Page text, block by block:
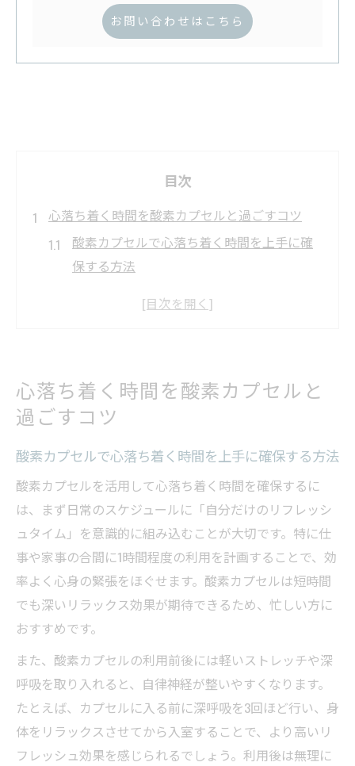
お問い合わせはこちら
目次
心落ち着く時間を酸素カプセルと過ごすコツ
酸素カプセルで心落ち着く時間を上手に確
保する方法
酸素カプセルと静寂が生み出す落ち着き体
験
酸素カプセルでストレス軽減と心の安定を
短時間で深く癒やされる酸素カプセル体験
酸素カプセルで短時間リフレッシュを実現
酸素カプセル1時間効果と深い癒やしの関係
を解説
短時間利用でも酸素カプセルで心身が整う
酸素カプセル体験で短時間休息の質を高め
る工夫
酸素カプセルは短時間でも癒やし効果が持
続する
心落ち着く時間を酸素カプセルと
過ごすコツ
酸素カプセルで心落ち着く時間を上手に確保する方法
酸素カプセルを活用して心落ち着く時間を確保するに
は、まず日常のスケジュールに「自分だけのリフレッシ
ュタイム」を意識的に組み込むことが大切です。特に仕
事や家事の合間に1時間程度の利用を計画することで、効
率よく心身の緊張をほぐせます。酸素カプセルは短時間
でも深いリラックス効果が期待できるため、忙しい方に
おすすめです。
また、酸素カプセルの利用前後には軽いストレッチや深
呼吸を取り入れると、自律神経が整いやすくなります。
たとえば、カプセルに入る前に深呼吸を3回ほど行い、身
体をリラックスさせてから入室することで、より高いリ
フレッシュ効果を感じられるでしょう。利用後は無理に